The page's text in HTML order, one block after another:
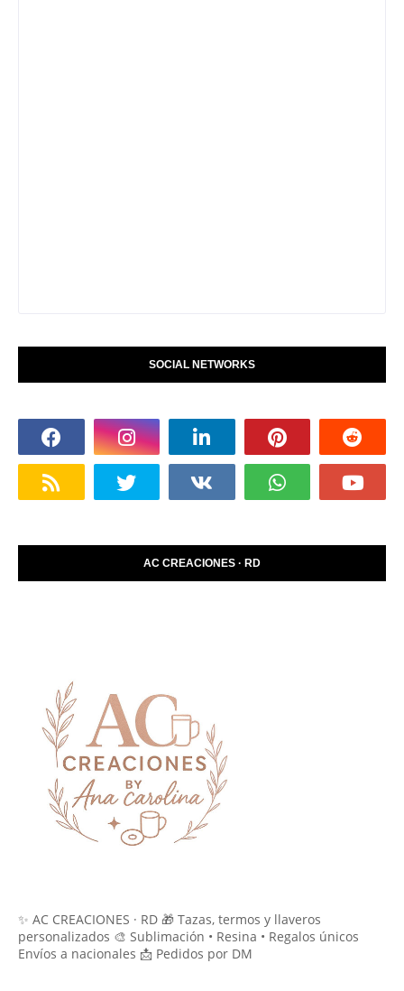
SOCIAL NETWORKS
AC CREACIONES · RD
✨ AC CREACIONES · RD 🎁 Tazas, termos y llaveros
personalizados 🎨 Sublimación • Resina • Regalos únicos
Envíos a nacionales 📩 Pedidos por DM